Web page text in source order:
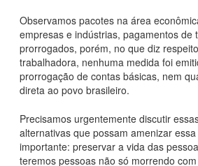
Observamos pacotes na área
empresas e indústrias, pagamentos de
prorrogados, porém, no que diz
trabalhadora, nenhuma medida foi
prorrogação de contas básicas, nem
direta ao povo brasileiro.
Precisamos urgentemente discutir
alternativas que possam amenizar
importante: preservar a vida das
teremos pessoas não só morrendo